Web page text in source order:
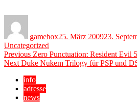
gamebox25. März 200923.
Uncategorized
Beitragsnavigation
Previous Previous
post:
Zero Punctuation: Resident Evil 5
Next Next
Duke Nukem Trilogy für PSP und
info
adresse
news